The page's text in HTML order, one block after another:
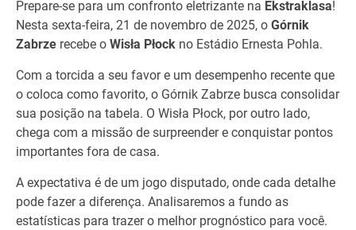
Prepare-se para um confronto eletrizante na Ekstraklasa!
Nesta sexta-feira, 21 de novembro de 2025, o Górnik
Zabrze recebe o Wisła Płock no Estádio Ernesta Pohla.
Com a torcida a seu favor e um desempenho recente que
o coloca como favorito, o Górnik Zabrze busca consolidar
sua posição na tabela. O Wisła Płock, por outro lado,
chega com a missão de surpreender e conquistar pontos
importantes fora de casa.
A expectativa é de um jogo disputado, onde cada detalhe
pode fazer a diferença. Analisaremos a fundo as
estatísticas para trazer o melhor prognóstico para você.